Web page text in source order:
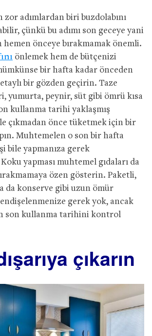
adımlardan biri buzdolabını
çünkü bu adımı son geceye yani
hemen önceye bırakmamak önemli.
önlemek hem de bütçenizi
bir hafta kadar önceden
bir gözden geçirin. Taze
yumurta, peynir, süt gibi ömrü kısa
kullanma tarihi yaklaşmış
çıkmadan önce tüketmek için bir
Muhtemelen o son bir hafta
bile yapmanıza gerek
yapması muhtemel gıdaları da
özen gösterin. Paketli,
da konserve gibi uzun ömür
gerek yok, ancak
son kullanma tarihini kontrol
çıkarın